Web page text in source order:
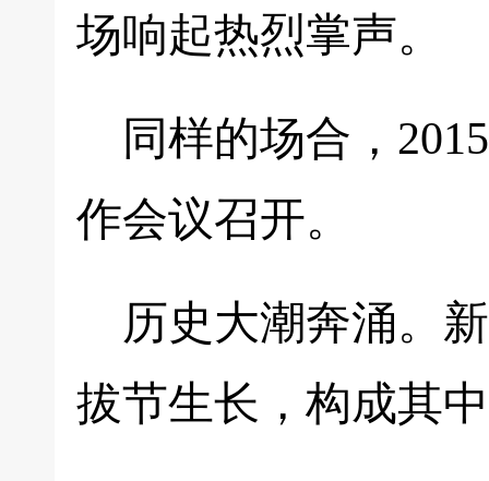
场响起热烈掌声。
同样的场合，
作会议召开。
历史大潮奔涌。
拔节生长，构成其